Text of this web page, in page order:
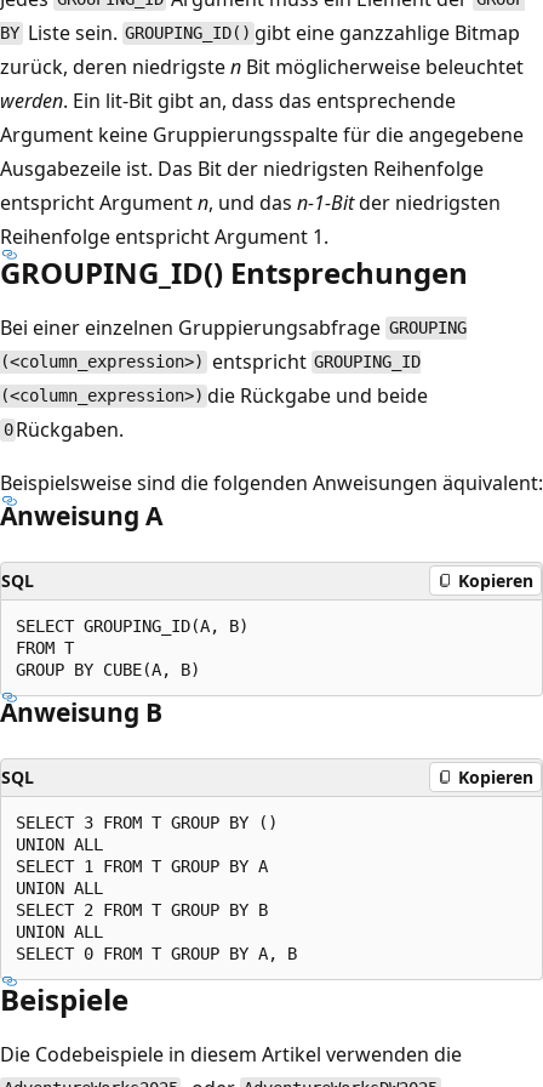
BY Liste sein. GROUPING_ID() gibt eine ganzzahlige Bitmap
zurück, deren niedrigsten Bit möglicherweise beleuchtet
werden. Ein lit-Bit gibt an, dass das entsprechende
Argument keine Gruppierungsspalte für die angegebene
Ausgabezeile ist. Das Bit der niedrigsten Reihenfolge
entspricht Argumentn, und das n-1-Bitder niedrigsten
Reihenfolge entspricht Argument 1.
GROUPING_ID() Entsprechungen
Bei einer einzelnen Gruppierungsabfrage GROUPING
(<column_expression>) entspricht GROUPING_ID
(<column_expression>) die Rückgabe und beide
0 Rückgaben.
Beispielsweise sind die folgenden Anweisungen äquivalent:
Anweisung A
SQL Kopieren
SELECT GROUPING_ID(A, B)
FROM T
Anweisung B
SQL Kopieren
SELECT 3 FROM T GROUP BY ()
UNION ALL
SELECT 1 FROM T GROUP BY A
UNION ALL
SELECT 2 FROM T GROUP BY B
UNION ALL
Beispiele
Die Codebeispiele in diesem Artikel verwenden die